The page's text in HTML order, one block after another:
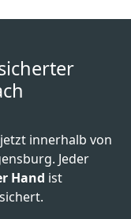
innerhalb von
Jeder
Hand ist